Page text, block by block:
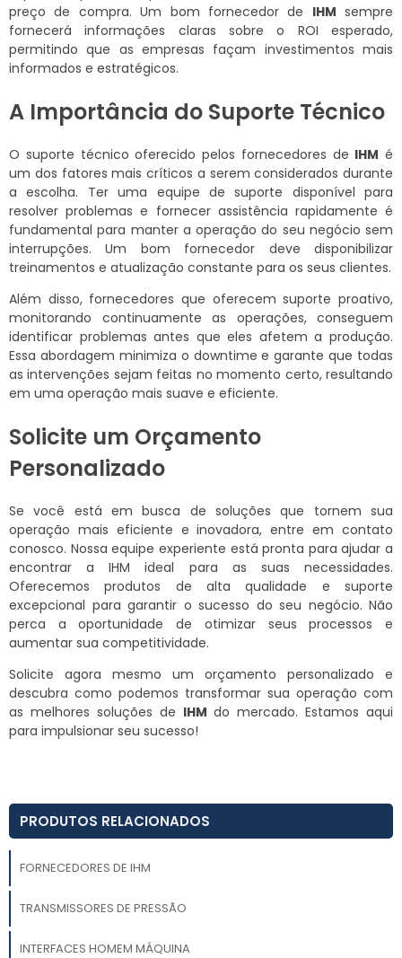
preço de compra. Um bom fornecedor de IHM sempre
fornecerá informações claras sobre o ROI esperado,
permitindo que as empresas façam investimentos mais
informados e estratégicos.
A Importância do Suporte Técnico
O suporte técnico oferecido pelos fornecedores de IHM é
um dos fatores mais críticos a serem considerados durante
a escolha. Ter uma equipe de suporte disponível para
resolver problemas e fornecer assistência rapidamente é
fundamental para manter a operação do seu negócio sem
interrupções. Um bom fornecedor deve disponibilizar
treinamentos e atualização constante para os seus clientes.
Além disso, fornecedores que oferecem suporte proativo,
monitorando continuamente as operações, conseguem
identificar problemas antes que eles afetem a produção.
Essa abordagem minimiza o downtime e garante que todas
as intervenções sejam feitas no momento certo, resultando
em uma operação mais suave e eficiente.
Solicite um Orçamento
Personalizado
Se você está em busca de soluções que tornem sua
operação mais eficiente e inovadora, entre em contato
conosco. Nossa equipe experiente está pronta para ajudar a
encontrar a IHM ideal para as suas necessidades.
Oferecemos produtos de alta qualidade e suporte
excepcional para garantir o sucesso do seu negócio. Não
perca a oportunidade de otimizar seus processos e
aumentar sua competitividade.
Solicite agora mesmo um orçamento personalizado e
descubra como podemos transformar sua operação com
as melhores soluções de IHM do mercado. Estamos aqui
para impulsionar seu sucesso!
PRODUTOS RELACIONADOS
FORNECEDORES DE IHM
TRANSMISSORES DE PRESSÃO
INTERFACES HOMEM MÁQUINA